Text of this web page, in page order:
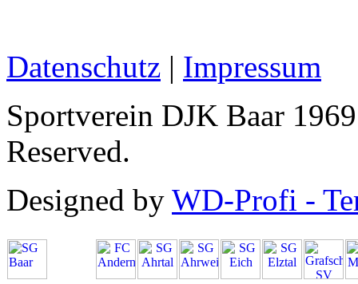
Datenschutz | Impressum
Sportverein DJK Baar
Reserved.
Designed by WD-Profi -